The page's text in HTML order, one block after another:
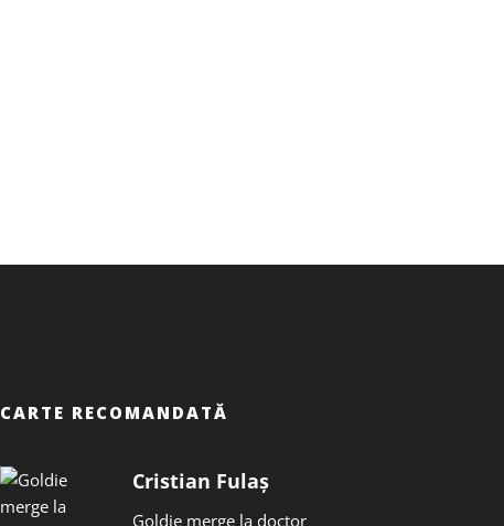
CARTE RECOMANDATĂ
Cristian Fulaș
Goldie merge la doctor